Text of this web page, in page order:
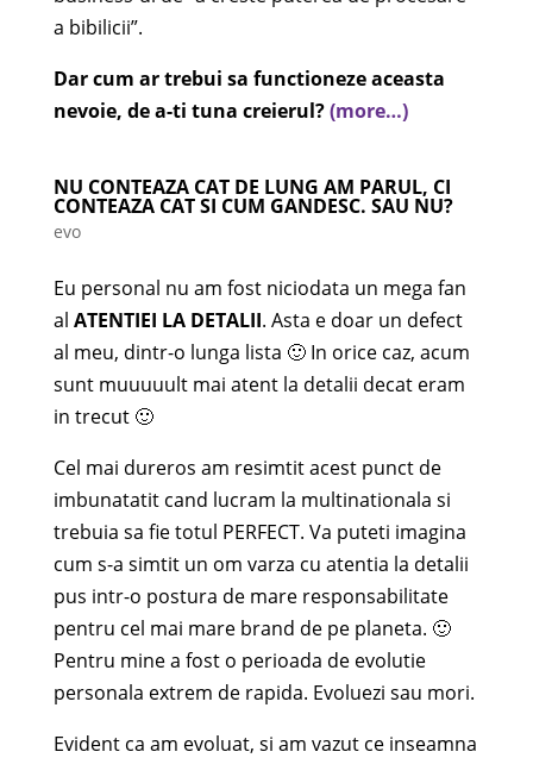
a bibilicii”.
Dar cum ar trebui sa functioneze aceasta
nevoie, de a-ti tuna creierul?(more…)
NU CONTEAZA CAT DE LUNG AM PARUL, CI
CONTEAZA CAT SI CUM GANDESC. SAU NU?
evo
Eu personal nu am fost niciodata un mega fan
al ATENTIEI LA DETALII. Asta e doar un defect
al meu, dintr-o lunga lista 🙂 In orice caz, acum
sunt muuuuult mai atent la detalii decat eram
in trecut 🙂
Cel mai dureros am resimtit acest punct de
imbunatatit cand lucram la multinationala si
trebuia sa fie totul PERFECT. Va puteti imagina
cum s-a simtit un om varza cu atentia la detalii
pus intr-o postura de mare responsabilitate
pentru cel mai mare brand de pe planeta. 🙂
Pentru mine a fost o perioada de evolutie
personala extrem de rapida. Evoluezi sau mori.
Evident ca am evoluat, si am vazut ce inseamna